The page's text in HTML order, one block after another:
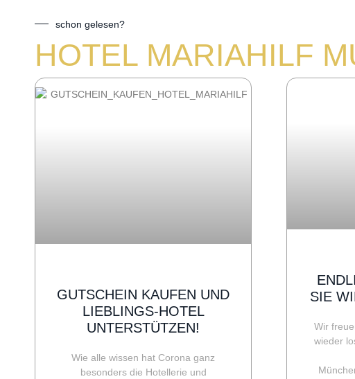
schon gelesen?
HOTEL MARIAHILF
GUTSCHEIN KAUFEN UND
LIEBLINGS-HOTEL
UNTERSTÜTZEN!
Wie alle wissen hat Corona ganz
besonders die Hotellerie und
SIE
Wir
wieder